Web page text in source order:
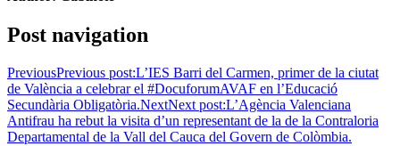
Post navigation
PreviousPrevious post:L’IES Barri del Carmen, primer de la ciutat
de València a celebrar el #DocuforumAVAF en l’Educació
Secundària Obligatòria.NextNext post:L’Agència Valenciana
Antifrau ha rebut la visita d’un representant de la de la Contraloria
Departamental de la Vall del Cauca del Govern de Colòmbia.